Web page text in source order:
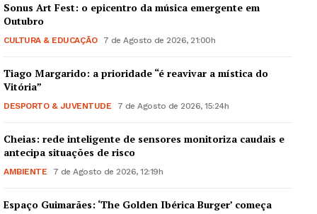
Guimarães, agora!
Sonus Art Fest: o epicentro da música emergente em
Outubro
CULTURA & EDUCAÇÃO 7 de Agosto de 2026, 21:00h
Tiago Margarido: a prioridade “é reavivar a mística do
Vitória”
DESPORTO & JUVENTUDE 7 de Agosto de 2026, 15:24h
Cheias: rede inteligente de sensores monitoriza caudais e
antecipa situações de risco
AMBIENTE 7 de Agosto de 2026, 12:19h
Espaço Guimarães: ‘The Golden Ibérica Burger’ começa